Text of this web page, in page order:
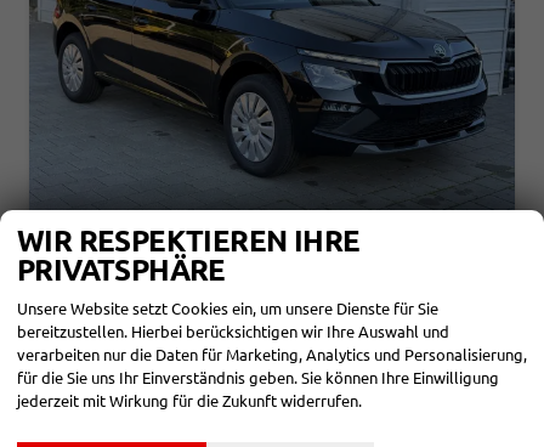
SKODA KAMIQ
Fahrzeugnr. 860690 Getriebe Automatik
Kraftstoff Benzin Außenfarbe Black-Magic Perleffekt
Leistung 110 kW (150 PS) Kilometerstand 25 km
01.02.2026
WIR RESPEKTIEREN IHRE
PRIVATSPHÄRE
Unsere Website setzt Cookies ein, um unsere Dienste für Sie
bereitzustellen. Hierbei berücksichtigen wir Ihre Auswahl und
verarbeiten nur die Daten für Marketing, Analytics und Personalisierung,
für die Sie uns Ihr Einverständnis geben. Sie können Ihre Einwilligung
jederzeit mit Wirkung für die Zukunft widerrufen.